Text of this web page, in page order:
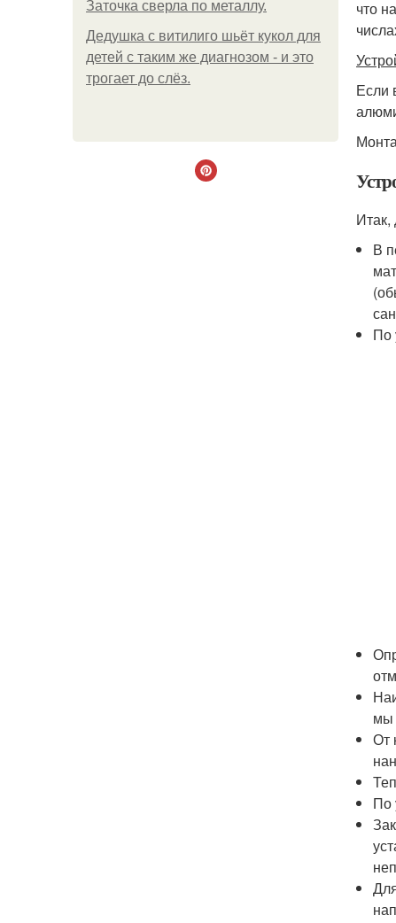
Заточка сверла по металлу.
Дедушка с витилиго шьёт кукол для
детей с таким же диагнозом - и это
трогает до слёз.
что
Если
Итак,
В
По
мы
От
По